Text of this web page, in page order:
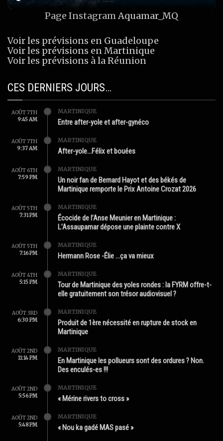
Page InstagramAquamar_MQ
Voir les prévisions en Guadeloupe
Voir les prévisions en Martinique
Voir les prévisions à la Réunion
CES DERNIERS JOURS…
AOÛT 7TH
9:45 AM
MARTINIQUE
Entre after-yole et after-gynéco
AOÛT 7TH
9:37 AM
MARTINIQUE
After-yole…Félix et bouées
AOÛT 6TH
7:59 PM
MARTINIQUE
Un noir fan de Bernard Hayot et des békés de
Martinique remporte le Prix Antoine Crozat 2026
AOÛT 5TH
7:31 PM
MARTINIQUE
Écocide de l’Anse Meunier en Martinique :
L’Assaupamar dépose une plainte contre X
AOÛT 5TH
7:16 PM
MARTINIQUE
Hermann Rose -Élie …ça va mieux
AOÛT 4TH
5:15 PM
MARTINIQUE
Tour de Martinique des yoles rondes : la FYRM offre-t-
elle gratuitement son trésor audiovisuel ?
AOÛT 3RD
6:30 PM
MARTINIQUE
Produit de 1ère nécessité en rupture de stock en
Martinique
AOÛT 2ND
11:14 PM
MARTINIQUE
En Martinique les pollueurs sont des ordures ? Non.
Des enculés-es !!!
AOÛT 2ND
5:56 PM
MARTINIQUE
« Mérine rivers to cross »
AOÛT 2ND
5:48 PM
MARTINIQUE
« Nou ka gadé MAS pasé »